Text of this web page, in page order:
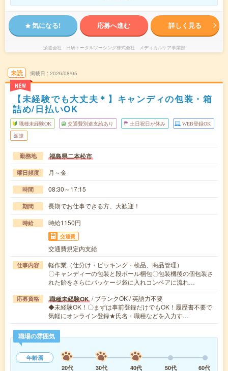
気になる! 応募へ進む 詳しく見る
派遣会社 日研トータルソーシング株式会社 メディカルケア事業部
未読
NEW
掲載日 2026/08/05
【未経験でも大丈夫＊】キャンディの包装・箱
詰め/日払いOK
職種未経験OK 交通費別途支給あり 土日祝日が休み WEB登録OK
派遣
勤務地 福島県二本松市
曜日頻度 月～金
時間 08:30～17:15
期間 長期でお仕事できる方、大歓迎！
時給 時給1150円
交通費
交通費規定内支給
仕事内容
軽作業（仕分け・ピッキング・検品、商品管理）
〇キャンディーの包装と段ボール梱包〇包装機後の個包装さ
れた飴をさらにパッケージ袋に入れコンベアに流れ…
応募資格 職種未経験OK / ブランクOK / 英語力不要
◆未経験OK！〇まずは事前登録だけでもOK！履歴書不要で
気軽にオンライン登録★氏名・職種などを入力す…
職場の雰囲気
年齢層
20代
30代 40代 50代 60代